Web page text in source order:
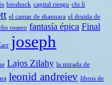
bioshock capital riesgo chi li
el cantar de shannara el druida de
rosero fantasía épica Final
joseph
Lajos Zilahy la mirada de
leonid andreiev libros de